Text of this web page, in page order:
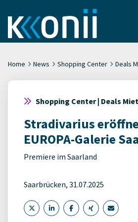
Home News Shopping Center Deals
Shopping Center | Deals
Stradivarius
EUROPA-Galerie
Premiere im Saarland
Saarbrücken, 31.07.2025